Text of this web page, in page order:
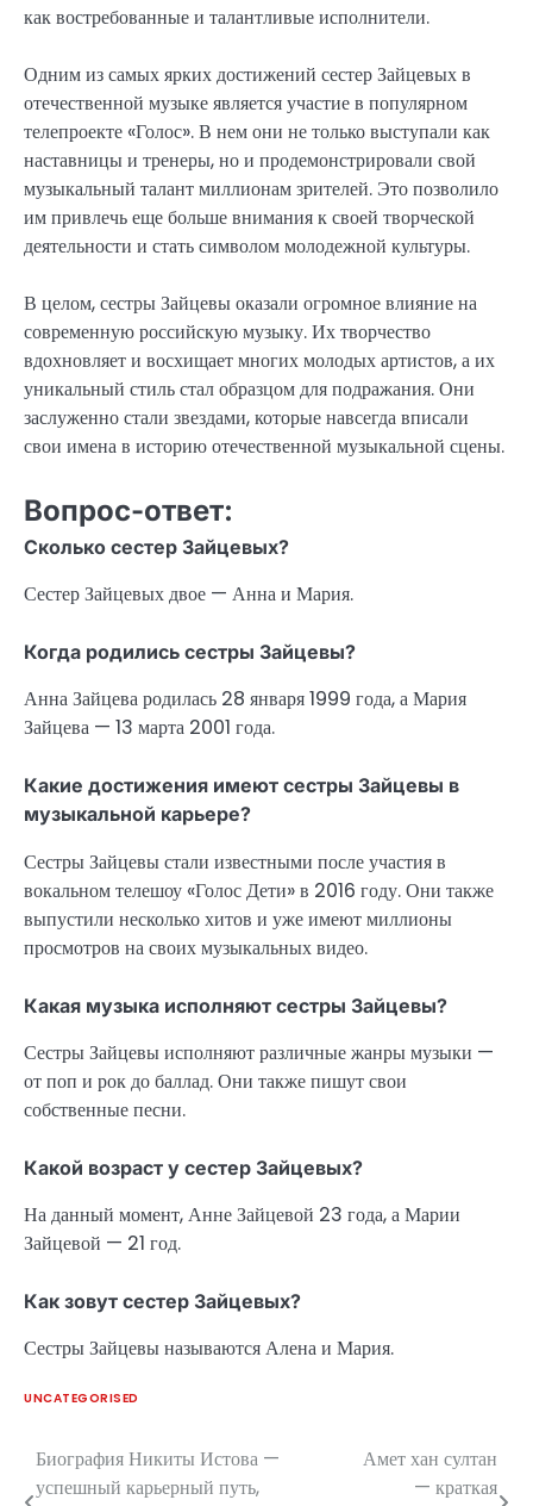
как востребованные и талантливые исполнители.
Одним из самых ярких достижений сестер Зайцевых в
отечественной музыке является участие в популярном
телепроекте «Голос». В нем они не только выступали как
наставницы и тренеры, но и продемонстрировали свой
музыкальный талант миллионам зрителей. Это позволило
им привлечь еще больше внимания к своей творческой
деятельности и стать символом молодежной культуры.
В целом, сестры Зайцевы оказали огромное влияние на
современную российскую музыку. Их творчество
вдохновляет и восхищает многих молодых артистов, а их
уникальный стиль стал образцом для подражания. Они
заслуженно стали звездами, которые навсегда вписали
свои имена в историю отечественной музыкальной сцены.
Вопрос-ответ:
Сколько сестер Зайцевых?
Сестер Зайцевых двое — Анна и Мария.
Когда родились сестры Зайцевы?
Анна Зайцева родилась 28 января 1999 года, а Мария
Зайцева — 13 марта 2001 года.
Какие достижения имеют сестры Зайцевы в
музыкальной карьере?
Сестры Зайцевы стали известными после участия в
вокальном телешоу «Голос Дети» в 2016 году. Они также
выпустили несколько хитов и уже имеют миллионы
просмотров на своих музыкальных видео.
Какая музыка исполняют сестры Зайцевы?
Сестры Зайцевы исполняют различные жанры музыки —
от поп и рок до баллад. Они также пишут свои
собственные песни.
Какой возраст у сестер Зайцевых?
На данный момент, Анне Зайцевой 23 года, а Марии
Зайцевой — 21 год.
Как зовут сестер Зайцевых?
Сестры Зайцевы называются Алена и Мария.
UNCATEGORISED
Навигация
Биография Никиты Истова —
успешный карьерный путь,
Амет хан султан
— краткая